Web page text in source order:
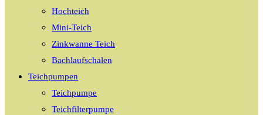
Hochteich
Mini-Teich
Zinkwanne Teich
Bachlaufschalen
Teichpumpen
Teichpumpe
Teichfilterpumpe